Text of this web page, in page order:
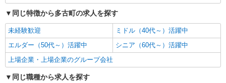
同じ特徴から多古町の求人を探す
未経験歓迎
ミドル（40代～）活躍中
エルダー（50代～）活躍中
シニア（60代～）活躍中
上場企業・上場企業のグループ会社
同じ職種から求人を探す